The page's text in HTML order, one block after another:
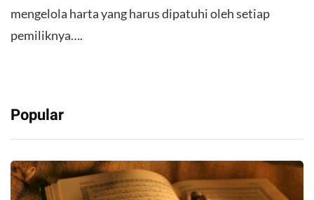
mengelola harta yang harus dipatuhi oleh setiap
pemiliknya….
Popular